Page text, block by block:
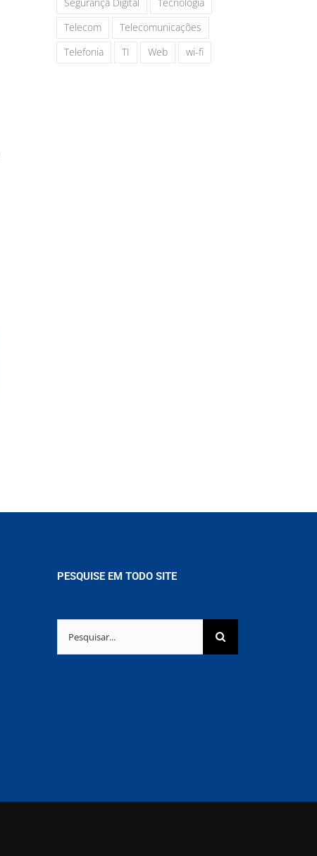
Telecom
Telecomunicações
Telefonia
TI Web wi-fi
PESQUISE EM TODO SITE